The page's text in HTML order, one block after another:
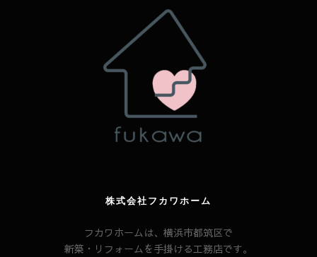
株式会社フカワホーム
フカワホームは、横浜市都筑区で
新築・リフォームを手掛ける工務店です。